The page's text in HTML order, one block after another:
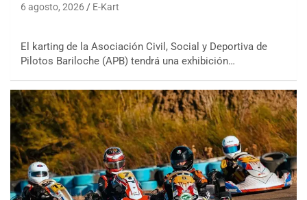
6 agosto, 2026 E-Kart
El karting de la Asociación Civil, Social y Deportiva de
Pilotos Bariloche (APB) tendrá una exhibición…